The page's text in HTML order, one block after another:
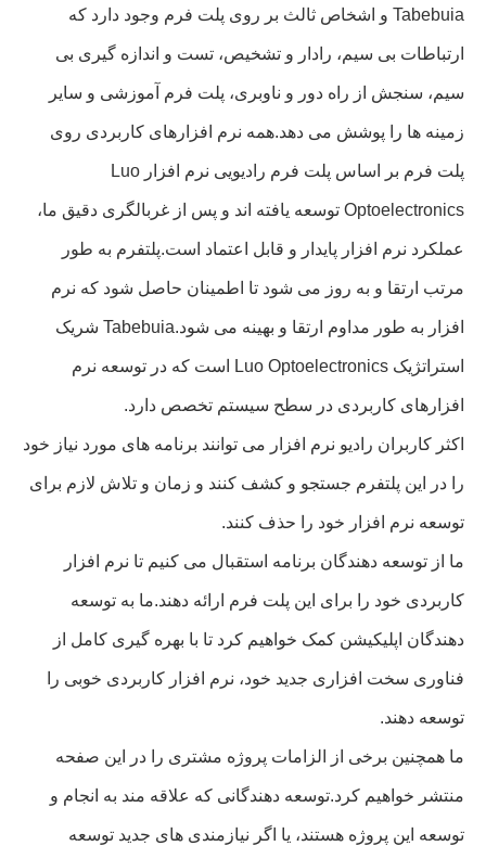
Tabebuia و اشخاص ثالث بر روی پلت فرم وجود دارد که
ارتباطات بی سیم، رادار و تشخیص، تست و اندازه گیری بی
سیم، سنجش از راه دور و ناوبری، پلت فرم آموزشی و سایر
زمینه ها را پوشش می دهد.همه نرم افزارهای کاربردی روی
پلت فرم بر اساس پلت فرم رادیویی نرم افزار Luo
Optoelectronics توسعه یافته اند و پس از غربالگری دقیق ما،
عملکرد نرم افزار پایدار و قابل اعتماد است.پلتفرم به طور
مرتب ارتقا و به روز می شود تا اطمینان حاصل شود که نرم
افزار به طور مداوم ارتقا و بهینه می شود.Tabebuia شریک
استراتژیک Luo Optoelectronics است که در توسعه نرم
افزارهای کاربردی در سطح سیستم تخصص دارد.
اکثر کاربران رادیو نرم افزار می توانند برنامه های مورد نیاز خود
را در این پلتفرم جستجو و کشف کنند و زمان و تلاش لازم برای
توسعه نرم افزار خود را حذف کنند.
ما از توسعه دهندگان برنامه استقبال می کنیم تا نرم افزار
کاربردی خود را برای این پلت فرم ارائه دهند.ما به توسعه
دهندگان اپلیکیشن کمک خواهیم کرد تا با بهره گیری کامل از
فناوری سخت افزاری جدید خود، نرم افزار کاربردی خوبی را
توسعه دهند.
ما همچنین برخی از الزامات پروژه مشتری را در این صفحه
منتشر خواهیم کرد.توسعه دهندگانی که علاقه مند به انجام و
توسعه این پروژه هستند، یا اگر نیازمندی های جدید توسعه